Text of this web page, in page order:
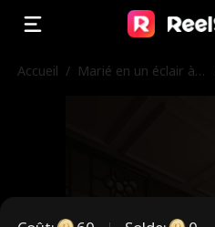
Accueil / Marié en un éclair à